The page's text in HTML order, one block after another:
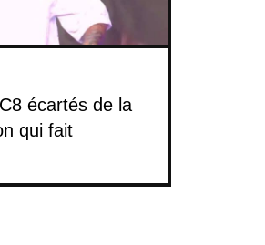
écartés de la
qui fait